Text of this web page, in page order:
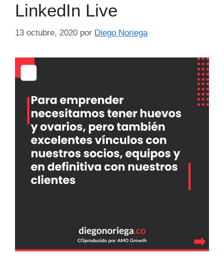
LinkedIn Live
13 octubre, 2020 por Diego Noriega